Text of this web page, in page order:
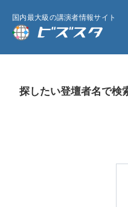
国内最大級の講演者情報サイト
探したい登壇者名で検